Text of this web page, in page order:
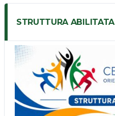
STRUTTURA ABILITATA